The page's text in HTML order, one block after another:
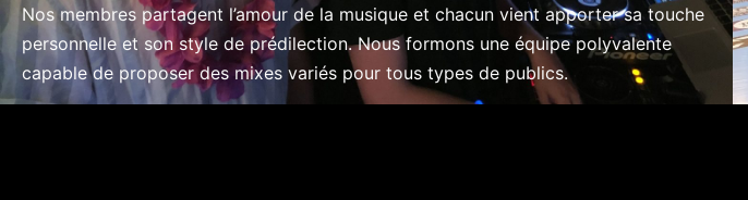
Nos membres partagent l’amour de la musique et chacun vient apporter sa touche
personnelle et son style de prédilection. Nous formons une équipe polyvalente
capable de proposer des mixes variés pour tous types de publics.